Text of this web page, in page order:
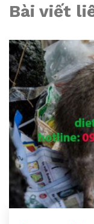
Bài viết